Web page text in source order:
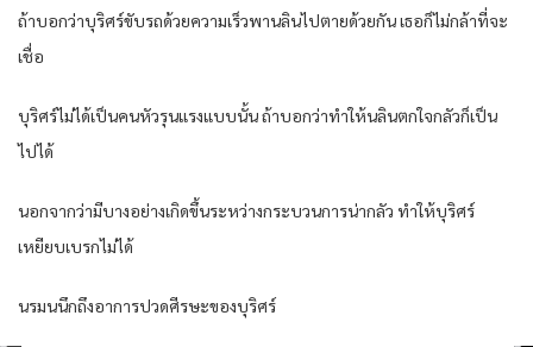
ถ้าบอกว่าบุริศร์ขับรถด้วยความเร็วพานลินไปตายด้วยกัน เธอก็ไม่กล้าที่จะ
เชื่อ
บุริศร์ไม่ได้เป็นคนหัวรุนแรงแบบนั้น ถ้าบอกว่าทำให้นลินตกใจกลัวก็เป็น
ไปได้
นอกจากว่ามีบางอย่างเกิดขึ้นระหว่างกระบวนการน่ากลัว ทำให้บุริศร์
เหยียบเบรกไม่ได้
นรมนนึกถึงอาการปวดศีรษะของบุริศร์